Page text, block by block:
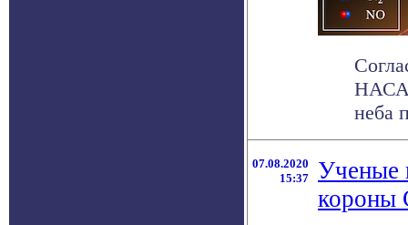
НАСА
неба
07.08.2020
15:37
Ученые
короны